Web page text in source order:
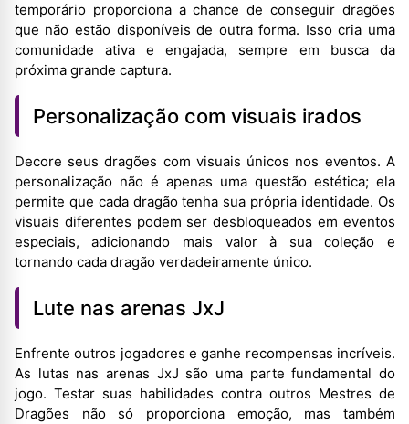
temporário proporciona a chance de conseguir dragões
que não estão disponíveis de outra forma. Isso cria uma
comunidade ativa e engajada, sempre em busca da
próxima grande captura.
Personalização com visuais irados
Decore seus dragões com visuais únicos nos eventos. A
personalização não é apenas uma questão estética; ela
permite que cada dragão tenha sua própria identidade. Os
visuais diferentes podem ser desbloqueados em eventos
especiais, adicionando mais valor à sua coleção e
tornando cada dragão verdadeiramente único.
Lute nas arenas JxJ
Enfrente outros jogadores e ganhe recompensas incríveis.
As lutas nas arenas JxJ são uma parte fundamental do
jogo. Testar suas habilidades contra outros Mestres de
Dragões não só proporciona emoção, mas também